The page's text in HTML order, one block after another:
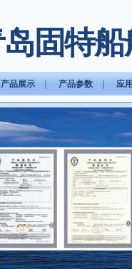
固特
产品展示 产品参数 应